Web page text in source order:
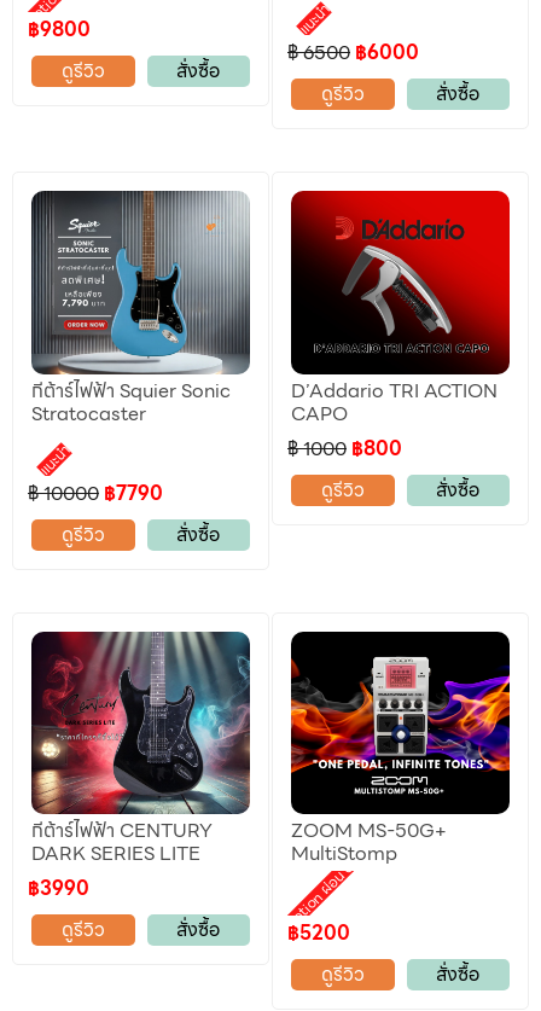
฿9800
ดูรีวิว
สั่งซื้อ
แนะนำ
฿ 6500 ฿6000
ดูรีวิว
สั่งซื้อ
กีต้าร์ไฟฟ้า Squier Sonic
Stratocaster
แนะนำ
฿ 10000 ฿7790
ดูรีวิว
สั่งซื้อ
D’Addario TRI ACTION
CAPO
฿ 1000 ฿800
ดูรีวิว
สั่งซื้อ
กีต้าร์ไฟฟ้า CENTURY
DARK SERIES LITE
฿3990
ดูรีวิว
สั่งซื้อ
ZOOM MS-50G+
MultiStomp
Promotion ผ่อน 0%
฿5200
ดูรีวิว
สั่งซื้อ